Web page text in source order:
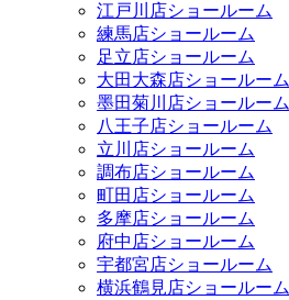
江戸川店ショールーム
練馬店ショールーム
足立店ショールーム
大田大森店ショールーム
墨田菊川店ショールーム
八王子店ショールーム
立川店ショールーム
調布店ショールーム
町田店ショールーム
多摩店ショールーム
府中店ショールーム
宇都宮店ショールーム
横浜鶴見店ショールーム